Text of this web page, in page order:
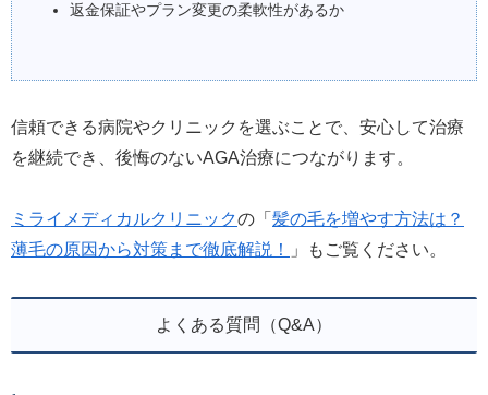
返金保証やプラン変更の柔軟性があるか
信頼できる病院やクリニックを選ぶことで、安心して治療
を継続でき、後悔のないAGA治療につながります。
ミライメディカルクリニックの「 髪の毛を増やす方法は？
薄毛の原因から対策まで徹底解説！
」もご覧ください。
よくある質問（Q&A）